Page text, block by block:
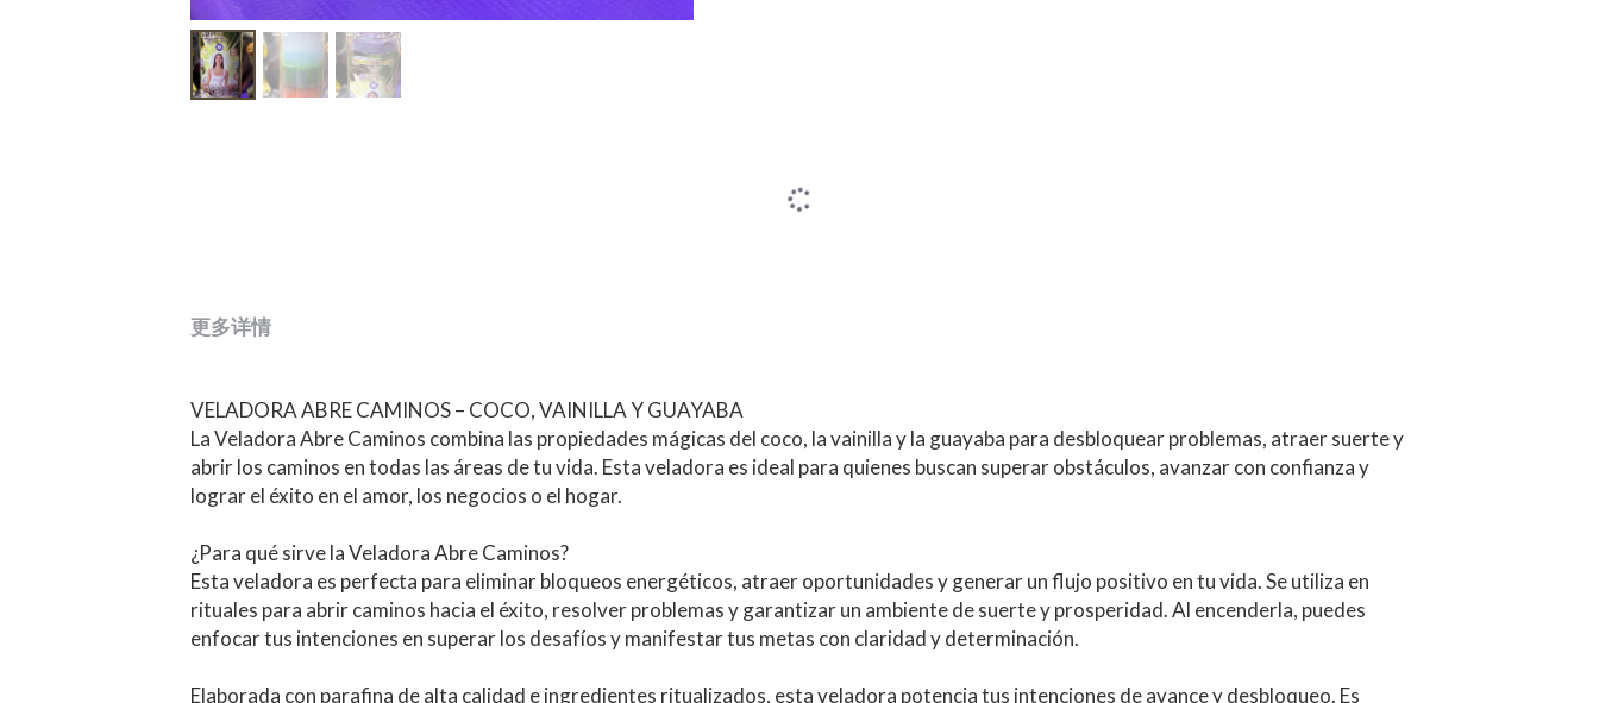
abrir los caminos en todas las áreas de tu vida. Esta veladora es ideal para quienes buscan superar obstáculos, avanzar con confianza y
¿Para qué sirve la Veladora Abre Caminos?
Esta veladora es perfecta para eliminar bloqueos energéticos, atraer oportunidades y generar un flujo positivo en tu vida. Se utiliza en
rituales para abrir caminos hacia el éxito, resolver problemas y garantizar un ambiente de suerte y prosperidad. Al encenderla, puedes
enfocar tus intenciones en superar los desafíos y manifestar tus metas con claridad y determinación.
Elaborada con parafina de alta calidad e ingredientes ritualizados, esta veladora potencia tus intenciones de avance y desbloqueo. Es
perfecta para rituales de apertura de caminos, atracción de éxito y resolución de obstáculos energéticos.
Artesanal y energéticamente cargado para cumplir su propósito.